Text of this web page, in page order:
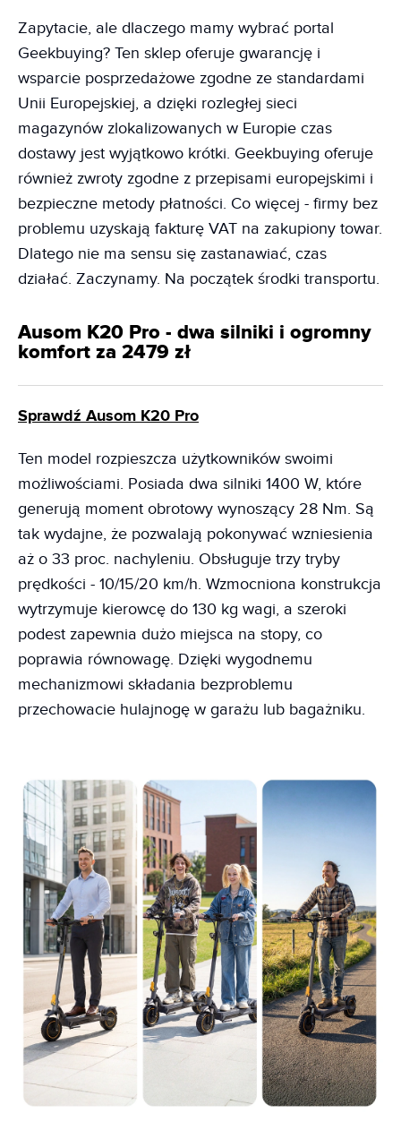
Zapytacie, ale dlaczego mamy wybrać portal
Geekbuying? Ten sklep oferuje gwarancję i
wsparcie posprzedażowe zgodne ze standardami
Unii Europejskiej, a dzięki rozległej sieci
magazynów zlokalizowanych w Europie czas
dostawy jest wyjątkowo krótki. Geekbuying oferuje
również zwroty zgodne z przepisami europejskimi i
bezpieczne metody płatności. Co więcej - firmy bez
problemu uzyskają fakturę VAT na zakupiony towar.
Dlatego nie ma sensu się zastanawiać, czas
działać. Zaczynamy. Na początek środki transportu.
Ausom K20 Pro - dwa silniki i ogromny
komfort za 2479 zł
Sprawdź Ausom K20 Pro
Ten model rozpieszcza użytkowników swoimi
możliwościami. Posiada dwa silniki 1400 W, które
generują moment obrotowy wynoszący 28 Nm. Są
tak wydajne, że pozwalają pokonywać wzniesienia
aż o 33 proc. nachyleniu. Obsługuje trzy tryby
prędkości - 10/15/20 km/h. Wzmocniona konstrukcja
wytrzymuje kierowcę do 130 kg wagi, a szeroki
podest zapewnia dużo miejsca na stopy, co
poprawia równowagę. Dzięki wygodnemu
mechanizmowi składania bezproblemu
przechowacie hulajnogę w garażu lub bagażniku.